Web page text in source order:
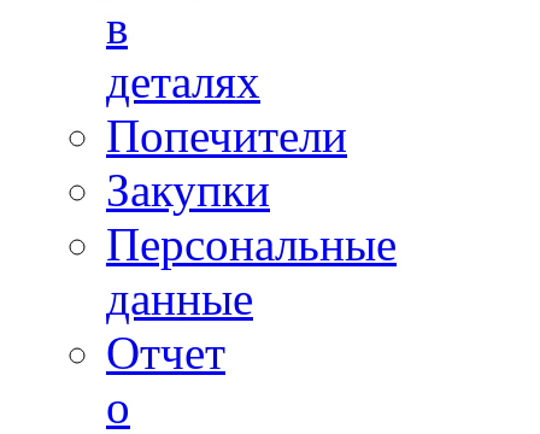
в
деталях
Попечители
Закупки
Персональные
данные
Отчет
о